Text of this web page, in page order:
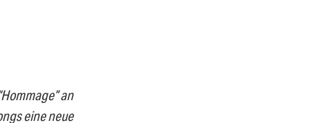
an
eine neue